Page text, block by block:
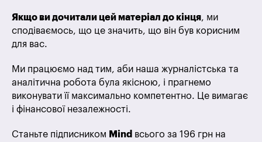
Якщо ви дочитали цей матеріал до кінця, ми
сподіваємось, що це значить, що він був корисним
для вас.
Ми працюємо над тим, аби наша журналістська та
аналітична робота була якісною, і прагнемо
виконувати її максимально компетентно. Це вимагає
і фінансової незалежності.
Станьте підписником Mind всього за 196 грн на